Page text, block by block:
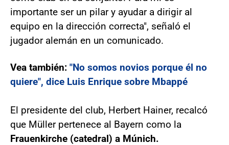
importante ser un pilar y ayudar a dirigir al
equipo en la dirección correcta", señaló el
jugador alemán en un comunicado.
Vea también: "No somos novios porque él no
quiere", dice Luis Enrique sobre Mbappé
El presidente del club, Herbert Hainer, recalcó
que Müller pertenece al Bayern como la
Frauenkirche (catedral) a Múnich.